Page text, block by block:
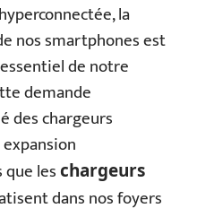
la
nos smartphones est
de notre
demande
des chargeurs
leschargeurs
dans nos foyers